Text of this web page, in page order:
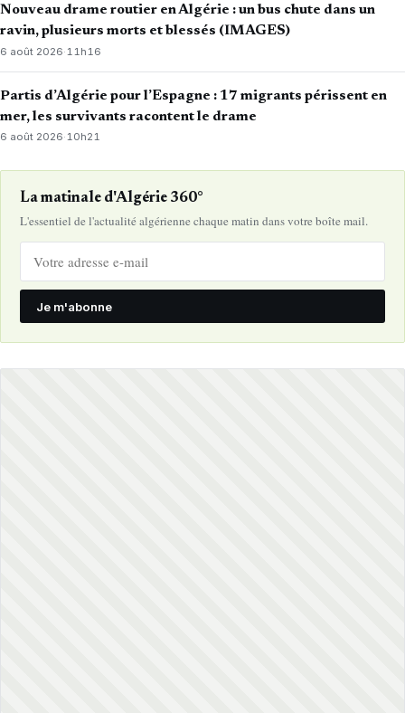
Nouveau drame routier en Algérie : un bus chute dans un
ravin, plusieurs morts et blessés (IMAGES)
6 août 2026·11h16
Partis d’Algérie pour l’Espagne : 17 migrants périssent en
mer, les survivants racontent le drame
6 août 2026·10h21
La matinale d'Algérie 360°
L'essentiel de l'actualité algérienne chaque matin dans votre boîte mail.
Je m'abonne